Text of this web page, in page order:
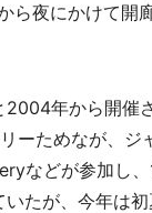
夜にかけて開
年から開催
ーためなが、ジ
などが参加し
たが、今年は